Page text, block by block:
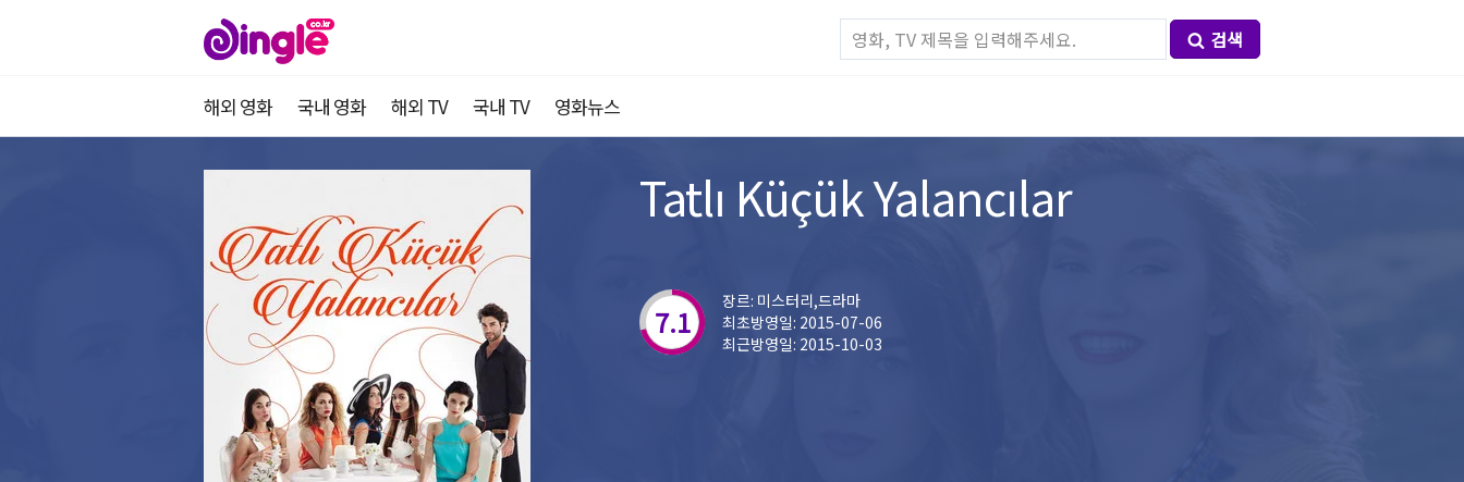
검색
해외 영화 국내 영화 해외 TV 국내 TV 영화뉴스
Tatlı Küçük Yalancılar
7.1
장르: 미스터리,드라마
최초방영일: 2015-07-06
최근방영일: 2015-10-03